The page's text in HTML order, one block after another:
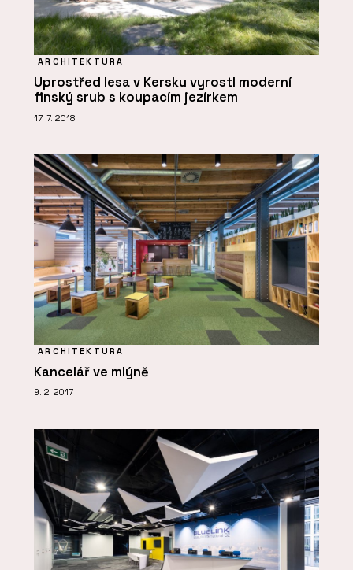
ARCHITEKTURA
Uprostřed lesa v Kersku vyrostl moderní
finský srub s koupacím jezírkem
17. 7. 2018
ARCHITEKTURA
Kancelář ve mlýně
9. 2. 2017